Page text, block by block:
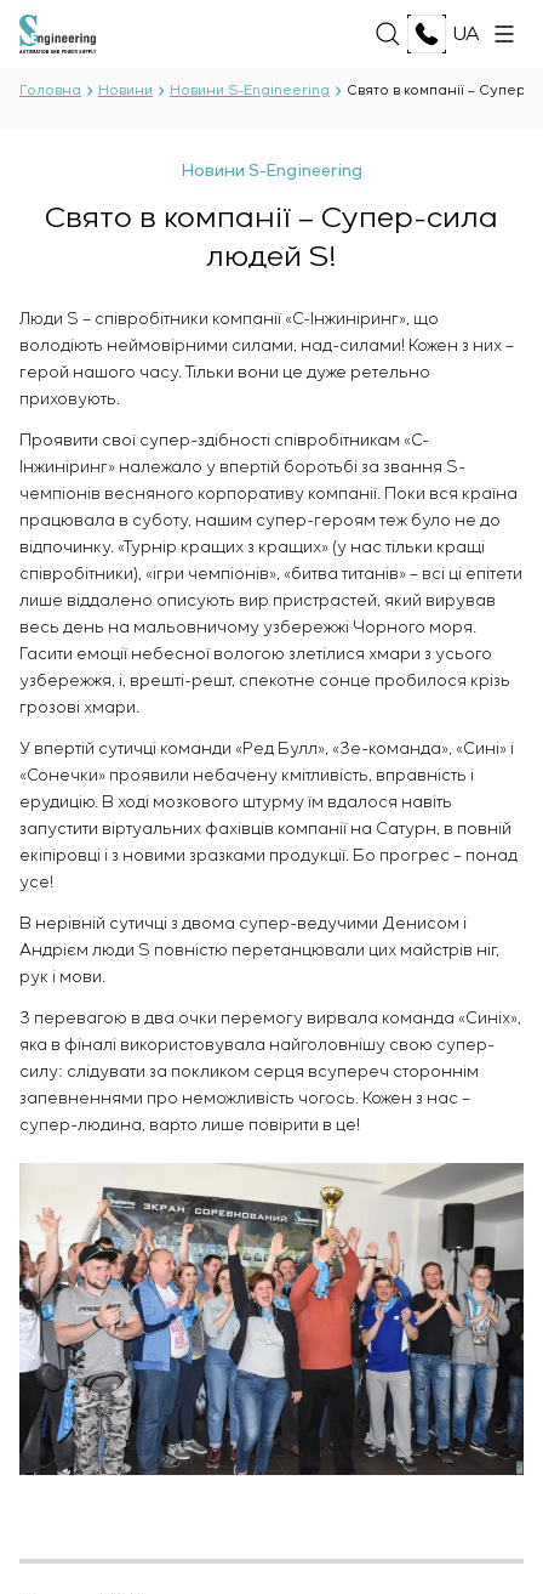
UA
Історія
Виробничий комплекс
Партнерство
Відгуки та нагороди
Новини
ПОСЛУГИ
Розробка програмного забезпечення
Тестові випробування і контроль якості
електротехнічної лабораторії
замовнику
Монтаж обладнання
Пуско-налагоджувальні роботи
Введення в експлуатацію і навчання персоналу
замовника
Сервісне обслуговування
Управління проєктами
Аутсорсинг
Консалтингові послуги
Індивідуальна розробка та випробування
щитового обладнання
Розробка математичних моделей об’єктів
управління
Розробка спеціальних алгоритмів
Розробка систем управління
Енергоаудит
ВСІ РІШЕННЯ
Нафта і газ
Харчова промисловість
Енергетика
Целюлозно-паперова галузь
Важка промисловість
Цивільне будівництво
Інфраструктура
Хімічна промисловість
Цементна промисловість
ТЕХНОЛОГІЇ
ПРОЄКТИ
Вакансії
Стажування
Ветеранам
КОНТАКТИ
Головна Новини Новини S-Engineering Свято в компанії – Супер-
Новини S-Engineering
Свято в компанії – Супер-сила
людей S!
Люди S – співробітники компанії «С-Інжиніринг», що
володіють неймовірними силами, над-силами! Кожен з них –
герой нашого часу. Тільки вони це дуже ретельно
приховують.
Проявити свої супер-здібності співробітникам «С-
Інжиніринг» належало у впертій боротьбі за звання S-
чемпіонів весняного корпоративу компанії. Поки вся країна
працювала в суботу, нашим супер-героям теж було не до
відпочинку. «Турнір кращих з кращих» (у нас тільки кращі
співробітники), «ігри чемпіонів», «битва титанів» – всі ці епітети
лише віддалено описують вир пристрастей, який вирував
весь день на мальовничому узбережжі Чорного моря.
Гасити емоції небесної вологою злетілися хмари з усього
узбережжя, і, врешті-решт, спекотне сонце пробилося крізь
грозові хмари.
У впертій сутичці команди «Ред Булл», «Зе-команда», «Сині» і
«Сонечки» проявили небачену кмітливість, вправність і
ерудицію. В ході мозкового штурму їм вдалося навіть
запустити віртуальних фахівців компанії на Сатурн, в повній
екіпіровці і з новими зразками продукції. Бо прогрес – понад
усе!
В нерівній сутичці з двома супер-ведучими Денисом і
Андрієм люди S повністю перетанцювали цих майстрів ніг,
рук і мови.
З перевагою в два очки перемогу вирвала команда «Синіх»,
яка в фіналі використовувала найголовнішу свою супер-
силу: слідувати за покликом серця всупереч стороннім
запевненнями про неможливість чогось. Кожен з нас –
супер-людина, варто лише повірити в це!